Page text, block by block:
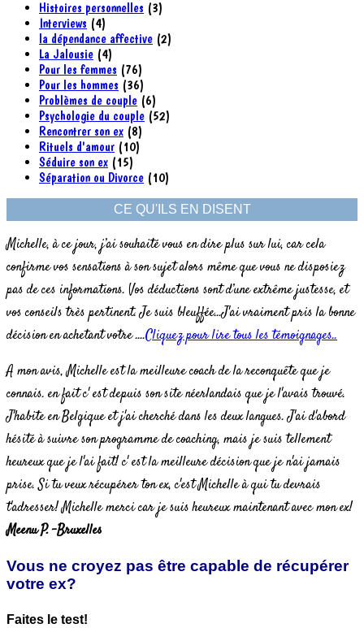
Histoires personnelles (3)
Interviews (4)
la dépendance affective (2)
La Jalousie (4)
Pour les femmes (76)
Pour les hommes (36)
Problèmes de couple (6)
Psychologie du couple (52)
Rencontrer son ex (8)
Rituels d'amour (10)
Séduire son ex (15)
Séparation ou Divorce (10)
CE QU'ILS EN DISENT
Michelle, à ce jour, j’ai souhaité vous en dire plus sur lui, car cela
confirme vos sensations à son sujet alors même que vous ne disposiez
pas de ces informations. Vos déductions sont d’une extrême justesse, et
vos conseils très pertinent. Je suis bleuffée...J'ai vraiment pris la bonne
décision en achetant votre ....Cliquez pour lire tous les témoignages..
A mon avis, Michelle est la meilleure coach de la reconquête que je
connais. en fait c' est depuis son site néerlandais que je l'avais trouvé.
J'habite en Belgique et j'ai cherché dans les deux langues. J'ai d'abord
hésité à suivre son programme de coaching, mais je suis tellement
heureux que je l'ai fait! c' est la meilleure décision que je n'ai jamais
prise. Si tu veux récupérer ton ex, c'est Michelle à qui tu devrais
t'adresser! Michelle merci car je suis heureux maintenant avec mon ex!
Meenu P. -Bruxelles
Vous ne croyez pas être capable de récupérer
votre ex?
Faites le test!